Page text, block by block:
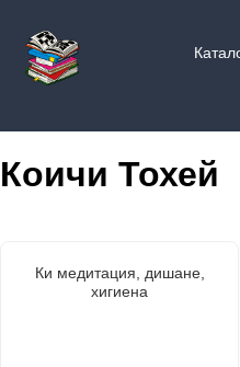
Коичи Тохей
Ки медитация, дишане,
хигиена